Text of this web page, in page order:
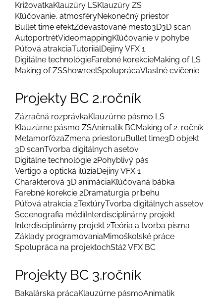
KrižovatkaKlauzúry LSKlauzúry ZS
Kľúčovanie, atmosféryNekonečný priestor
Bullet time efektZdevastované mesto3D3D scan
AutoportrétVideomappingKľúčovanie v pohybe
Púťová atrakciaTutoriiálDejiny VFX 1
Digitálne technológieFarebné korekcieMaking of LS
Making of ZSShowreelSpoluprácaVlastné cvičenie
Projekty BC 2.ročník
Zázračná rozprávkaKlauzúrne pásmo LS
Klauzúrne pásmo ZSAnimatik BCMaking of 2. ročník
MetamorfózaZmena priestoruBullet time3D objekt
3D scanTvorba digitálnych asetov
Digitálne technológie 2Pohyblivý pás
Vertigo a optická ilúziaDejiny VFX 1
Charakterová 3D animáciaKľúčovaná bábka
Farebné korekcie 2Dramaturgia príbehu
Púťová atrakcia 2TextúryTvorba digitálnych assetov
Sccenografia médiíInterdisciplinárny projekt
Interdisciplinárny projekt 2Teória a tvorba písma
Základy programovaniaMimoškolské práce
Spolupráca na projektochStáž VFX BC
Projekty BC 3.ročník
Bakalárska prácaKlauzúrne pásmoAnimatik